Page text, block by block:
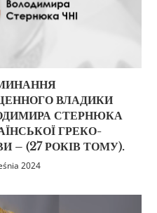
ВЛАДИКИ
СТЕРНЮКА
ГРЕКО-
– (27 РОКІВ ТОМУ).
2024